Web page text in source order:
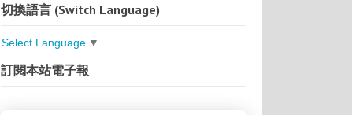
切換語言 (Switch Language)
Select Language ▼
訂閱本站電子報